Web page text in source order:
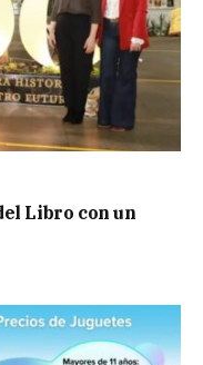
Libro con un